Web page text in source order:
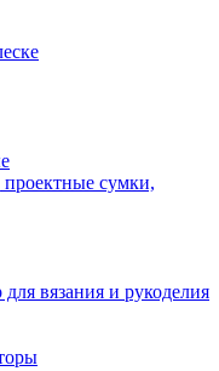
проектные сумки,
вязания и рукоделия